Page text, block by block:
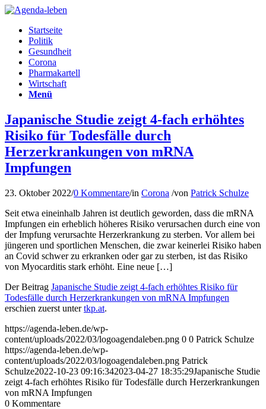
Startseite
Politik
Gesundheit
Corona
Pharmakartell
Wirtschaft
Menü
Japanische Studie zeigt 4-fach erhöhtes
Risiko für Todesfälle durch
Herzerkrankungen von mRNA
Impfungen
23. Oktober 2022/0 Kommentare/in Corona /von Patrick Schulze
Seit etwa eineinhalb Jahren ist deutlich geworden, dass die mRNA
Impfungen ein erheblich höheres Risiko verursachen durch eine von
der Impfung verursachte Herzerkrankung zu sterben. Vor allem bei
jüngeren und sportlichen Menschen, die zwar keinerlei Risiko haben
an Covid schwer zu erkranken oder gar zu sterben, ist das Risiko
von Myocarditis stark erhöht. Eine neue […]
Der Beitrag Japanische Studie zeigt 4-fach erhöhtes Risiko für
Todesfälle durch Herzerkrankungen von mRNA Impfungen
erschien zuerst untertkp.at.
https://agenda-leben.de/wp-
content/uploads/2022/03/logoagendaleben.png 0 0 Patrick Schulze
https://agenda-leben.de/wp-
content/uploads/2022/03/logoagendaleben.png Patrick
Schulze2022-10-23 09:16:342023-04-27 18:35:29Japanische Studie
zeigt 4-fach erhöhtes Risiko für Todesfälle durch Herzerkrankungen
von mRNA Impfungen
0 Kommentare